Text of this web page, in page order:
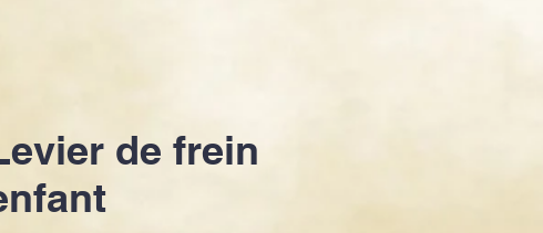
de frein